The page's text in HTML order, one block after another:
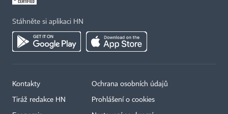
Stáhněte si aplikaci HN
Kontakty
Tiráž redakce HN
Ochrana osobních údajů
Prohlášení o cookies